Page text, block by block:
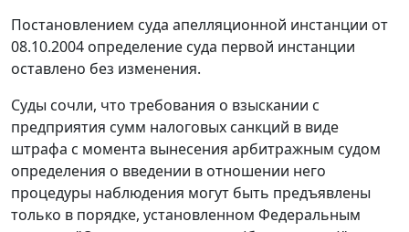
Постановлением суда апелляционной инстанции от
08.10.2004 определение суда первой инстанции
оставлено без изменения.
Суды сочли, что требования о взыскании с
предприятия сумм налоговых санкций в виде
штрафа с момента вынесения арбитражным судом
определения о введении в отношении него
процедуры наблюдения могут быть предъявлены
только в порядке, установленном Федеральным